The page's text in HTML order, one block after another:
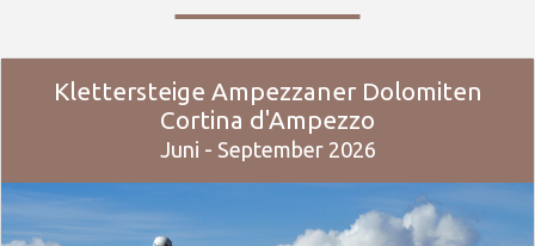
Klettersteige Ampezzaner Dolomiten
Cortina d'Ampezzo
Juni - September 2026